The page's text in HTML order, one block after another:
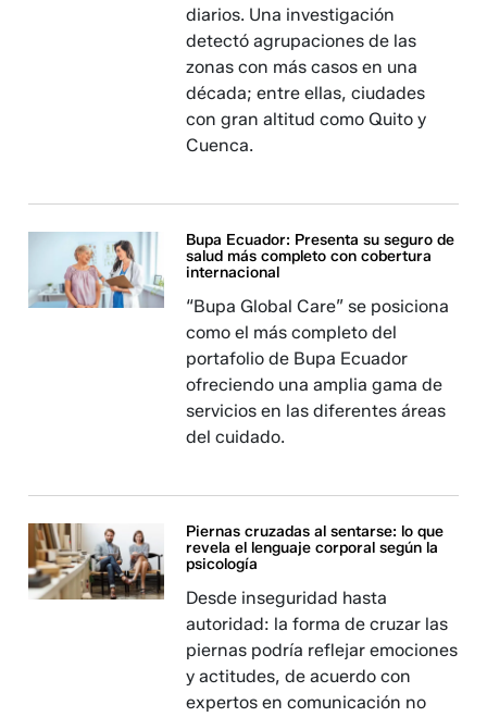
diarios. Una investigación
detectó agrupaciones de las
zonas con más casos en una
década; entre ellas, ciudades
con gran altitud como Quito y
Cuenca.
Bupa Ecuador: Presenta su seguro de
salud más completo con cobertura
internacional
​​​​​​“Bupa Global Care” se posiciona
como el más completo del
portafolio de Bupa Ecuador
ofreciendo una amplia gama de
servicios en las diferentes áreas
del cuidado.
Piernas cruzadas al sentarse: lo que
revela el lenguaje corporal según la
psicología
Desde inseguridad hasta
autoridad: la forma de cruzar las
piernas podría reflejar emociones
y actitudes, de acuerdo con
expertos en comunicación no